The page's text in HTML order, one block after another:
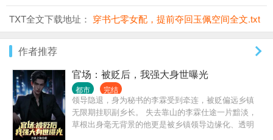
TXT全文下载地址： 穿书七零女配，提前夺回玉佩空间全文.txt
作者推荐
官场：被贬后，我强大身世曝光
都市 完结
领导隐退，身为秘书的李霖受到牵连，被贬偏远乡镇
无限期挂职副乡长。 失去靠山的李霖仕途一片黯淡，
草根出身毫无背景的他更是被乡镇领导边缘化、透明